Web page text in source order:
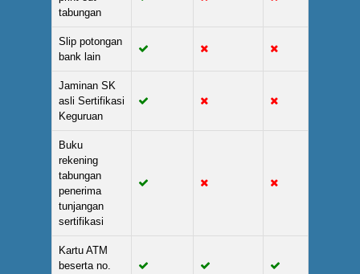
tabungan
Slip potongan
bank lain
Jaminan SK
asli Sertifikasi
Keguruan
Buku
rekening
tabungan
penerima
tunjangan
sertifikasi
Kartu ATM
beserta no.